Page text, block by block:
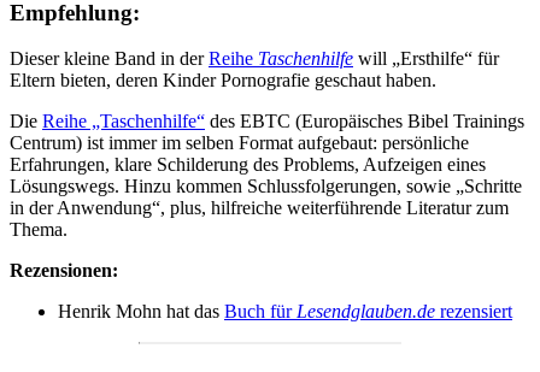
Empfehlung:
Dieser kleine Band in derReihe Taschenhilfe will „Ersthilfe“ für
Eltern bieten, deren Kinder Pornografie geschaut haben.
Die Reihe „Taschenhilfe“ des EBTC (Europäisches Bibel Trainings
Centrum) ist immer im selben Format aufgebaut: persönliche
Erfahrungen, klare Schilderung des Problems, Aufzeigen eines
Lösungswegs. Hinzu kommen Schlussfolgerungen, sowie „Schritte
in der Anwendung“, plus, hilfreiche weiterführende Literatur zum
Thema.
Rezensionen:
Henrik Mohn hat das Buch für Lesendglauben.de rezensiert